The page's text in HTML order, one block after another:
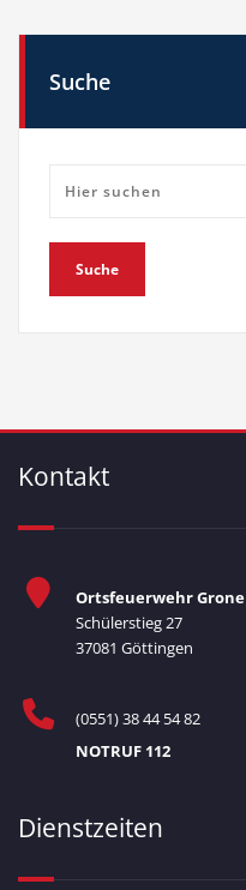
Suche
Kontakt
Ortsfeuerwehr Grone
Schülerstieg 27
37081 Göttingen
(0551) 38 44 54 82
NOTRUF 112
Dienstzeiten